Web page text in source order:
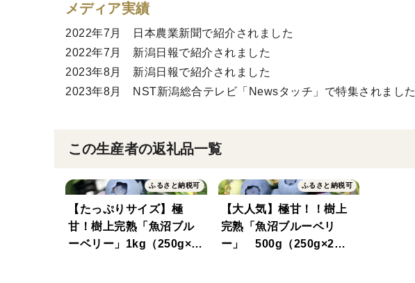
メディア実績
2022年7月 日本農業新聞で紹介されました
2022年7月 新潟日報で紹介されました
2023年8月 新潟日報で紹介されました
2023年8月 NST新潟総合テレビ「Newsタッチ」で特集されました
この生産者の返礼品一覧
ふるさと納税可
【たっぷりサイズ】極
甘！樹上完熟「魚沼ブル
ーベリー」1kg（250g×4
ふるさと納税可
【大人気】極甘！！樹上
完熟「魚沼ブルーベリ
ー」 500g（250g×2パ